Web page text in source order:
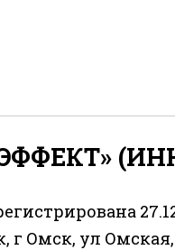
(ИНН
г Омск, ул